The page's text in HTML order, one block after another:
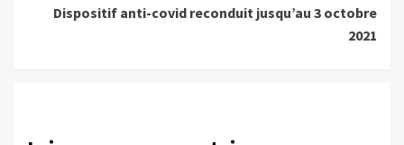
Dispositif anti-covid reconduit jusqu’au 3 octobre
2021